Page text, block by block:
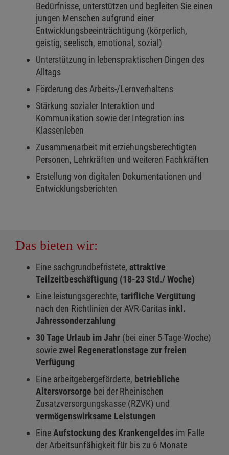
Bedürfnisse, unterstützen und begleiten Sie einen
jungen Menschen aufgrund einer
Entwicklungsbeeinträchtigung (körperlich,
geistig, seelisch, emotional, sozial)
Unterstützung in lebenspraktischen Dingen des
Alltags
Förderung des Arbeits-/Lernverhaltens
Stärkung sozialer Interaktion und
Kommunikation sowie der Integration ins
Klassenleben
Zusammenarbeit mit erziehungsberechtigten
Personen, Lehrkräften und weiteren Fachkräften
Erstellung von digitalen Dokumentationen und
Entwicklungsberichten
Das bieten wir:
Eine sachgrundbefristete, attraktive
Teilzeitbeschäftigung (18-23 Std./ Woche)
Eine leistungsgerechte, tarifliche Vergütung
nach den Richtlinien der AVR-Caritas inkl.
Jahressonderzahlung
30 Tage Urlaub im Jahr (bei einer 5-Tage-Woche)
sowie zwei Regenerationstage zur freien
Verfügung
Eine arbeitgebergeförderte, betriebliche
Altersvorsorge bei der Rheinischen
Zusatzversorgungskasse (RZVK) und
vermögenswirksame Leistungen
EineAufstockung des Krankengeldes im Falle
der Arbeitsunfähigkeit für bis zu 6 Monate